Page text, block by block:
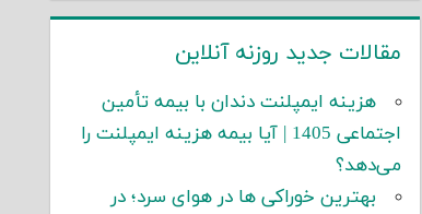
مقالات جدید روزنه آنلاین
هزینه ایمپلنت دندان با بیمه تأمین
اجتماعی 1405 | آیا بیمه هزینه ایمپلنت را
می‌دهد؟
بهترین خوراکی ها در هوای سرد؛ در